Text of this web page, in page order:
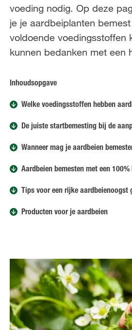
voeding nodig. Op deze
je je aardbeiplanten
voldoende voedingsstoffen
kunnen bedanken met een
Inhoudsopgave
Welke voedingsstoffen hebben
De juiste startbemesting bij de
Wanneer mag je aardbeien
Aardbeien bemesten met een
Tips voor een rijke aardbeienoogst
Producten voor je aardbeien